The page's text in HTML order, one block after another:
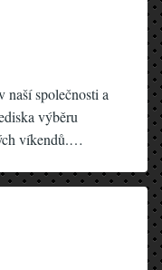
naší společnosti a
výběru
víkendů.…